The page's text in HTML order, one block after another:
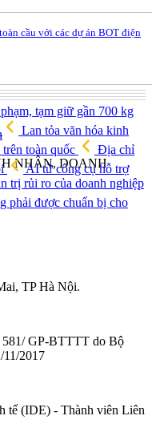
cầu với các dự án BOT điện
tạm giữ gần 700 kg
Lan tỏa văn hóa kinh
toàn quốc
Địa chỉ
AI từ công cụ hỗ trợ
trị rủi ro của doanh nghiệp
phải được chuẩn bị cho
NHÂN, DOANH
TP Hà Nội.
581/ GP-BTTTT do Bộ
11/2017
tế (IDE) - Thành viên Liên